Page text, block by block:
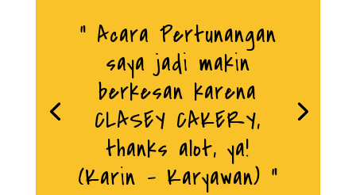
“ Acara Pertunangan
saya jadi makin
berkesan karena
CLASEY CAKERY,
thanks alot, ya!
(Karin - Karyawan) "